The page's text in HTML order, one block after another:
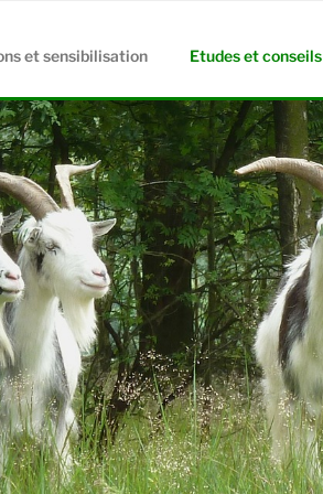
et sensibilisation Etudes et conseils